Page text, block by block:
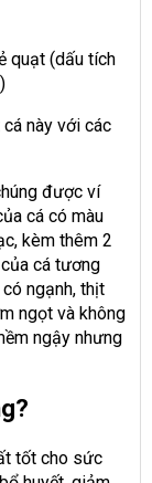
quạt (dấu tích
này với các
được ví
cá có màu
kèm thêm 2
cá tương
ngạnh, thịt
ngọt và không
ngậy nhưng
tốt cho sức